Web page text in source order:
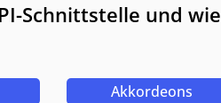
Schnittstelle und wie
Akkordeons